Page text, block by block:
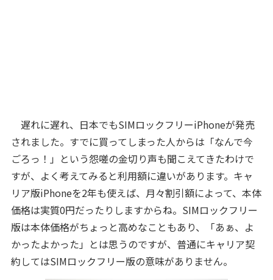
遅れに遅れ、日本でもSIMロックフリーiPhoneが発売
されました。すでに買ってしまった人からは「なんで今
ごろっ！」という怨嗟の金切り声も聞こえてきたわけで
すが、よく考えてみると利用額に違いがあります。キャ
リア版iPhoneを2年も使えば、月々割引額によって、本体
価格は実質0円だったりしますからね。SIMロックフリー
版は本体価格がちょっと高めなこともあり、「あぁ、よ
かったよかった」とは思うのですが、普通にキャリア契
約してはSIMロックフリー版の意味がありません。